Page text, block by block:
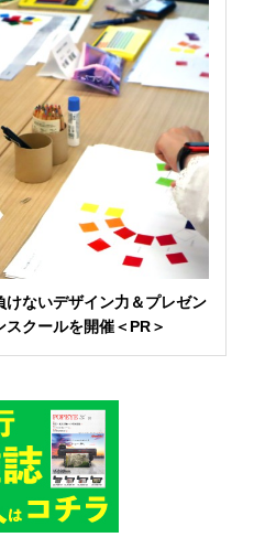
けないデザイン力＆プレゼン
クールを開催＜PR＞